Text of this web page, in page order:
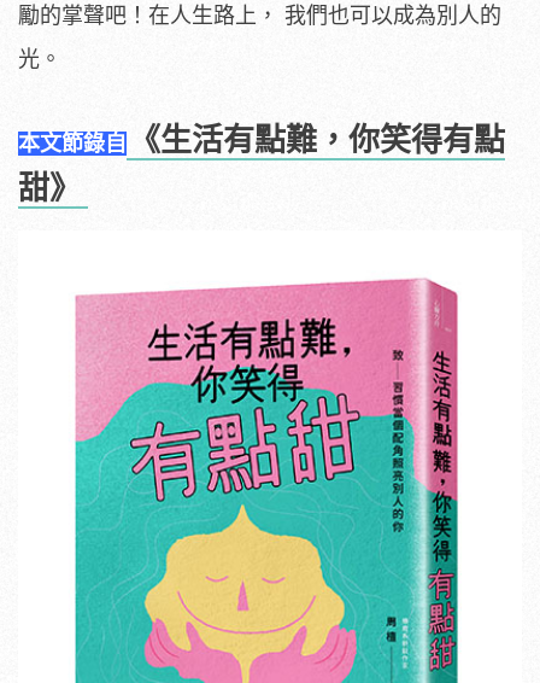
勵的掌聲吧！在人生路上， 我們也可以成為別人的
光。
本文節錄自
《生活有點難，你笑得有點
甜》